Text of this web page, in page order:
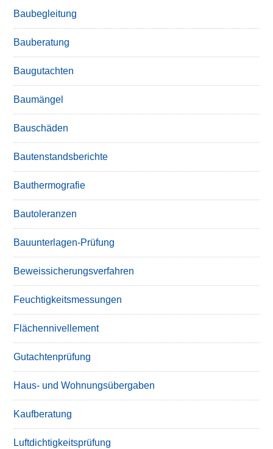
Baubegleitung
Bauberatung
Baugutachten
Baumängel
Bauschäden
Bautenstandsberichte
Bauthermografie
Bautoleranzen
Bauunterlagen-Prüfung
Beweissicherungsverfahren
Feuchtigkeitsmessungen
Flächennivellement
Gutachtenprüfung
Haus- und Wohnungsübergaben
Kaufberatung
Luftdichtigkeitsprüfung